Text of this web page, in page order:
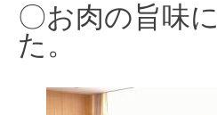
〇お肉の旨味に
た。